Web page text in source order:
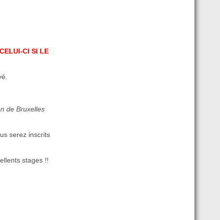
CI SI LE
de Bruxelles
serez inscrits
stages !!